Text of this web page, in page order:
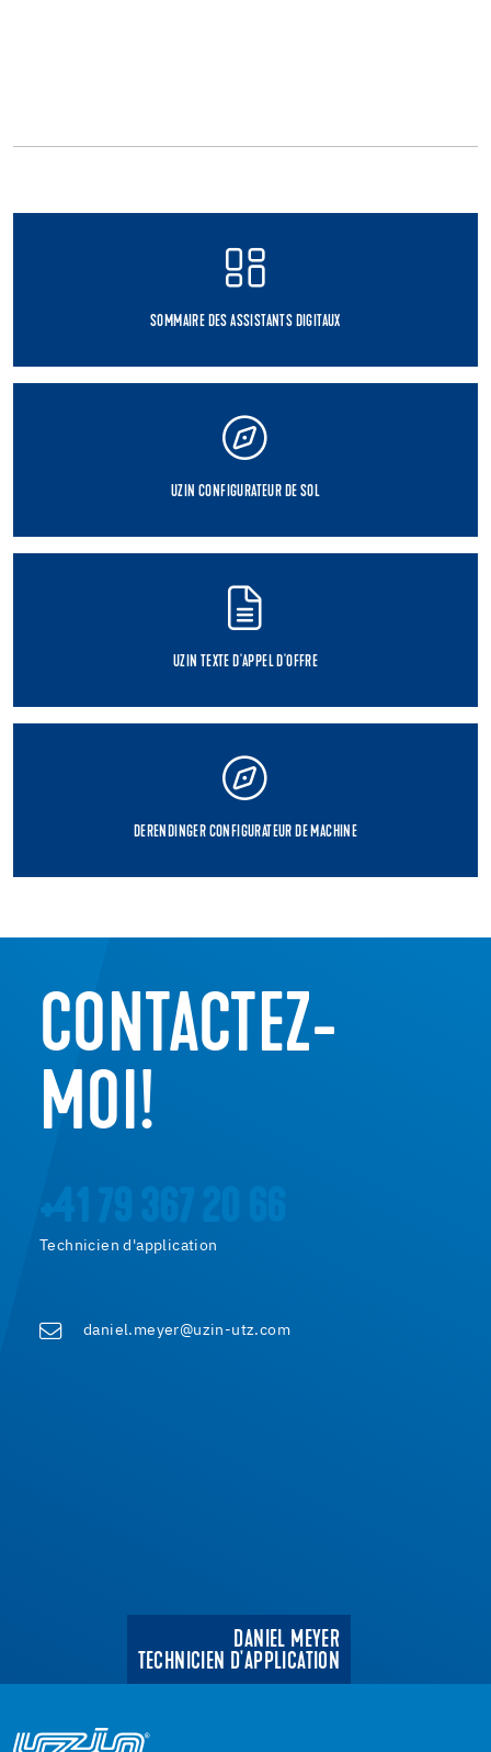
SOMMAIRE DES ASSISTANTS DIGITAUX
UZIN CONFIGURATEUR DE SOL
UZIN TEXTE D'APPEL D'OFFRE
DERENDINGER CONFIGURATEUR DE MACHINE
CONTACTEZ-
MOI!
Technicien d'application
daniel.meyer@uzin-utz.com
DANIEL MEYER
TECHNICIEN D'APPLICATION